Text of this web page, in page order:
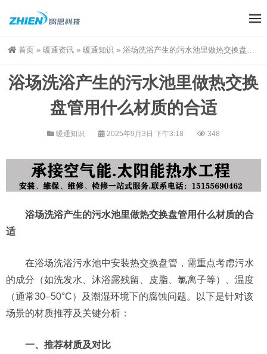
首页 » 暖通资讯 » 暖通知识 » 浴场洗浴产生的污水池里做热交换盘管用什么材质的合适
浴场洗浴产生的污水池里做热交换
盘管用什么材质的合适
暖通知识 2025年9月3日 下午3:18 348
浴场洗浴产生的污水池里做热交换盘管用什么材质的合
适
在浴场洗浴污水池中安装热交换盘管，需重点考虑污水
的成分（如洗发水、沐浴露残留、皮脂、氯离子等）、温度
（通常30–50°C）及潮湿环境下的腐蚀问题。以下是针对该
场景的材质推荐及关键分析：
一、推荐材质及对比